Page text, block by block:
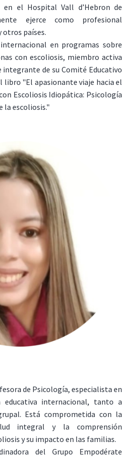
en el Hospital Vall d’Hebron de
ejerce como profesional
otros países.
en programas sobre
con escoliosis, miembro activa
integrante de su Comité Educativo
libro "El apasionante viaje hacia el
Escoliosis Idiopática: Psicología
la escoliosis."
de Psicología, especialista en
educativa internacional, tanto a
Está comprometida con la
integral y la comprensión
y su impacto en las familias.
del Grupo Empodérate